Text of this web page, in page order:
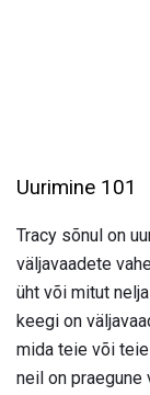
Uurimine 101
Tracy sõnul on
väljavaadete
üht või mitut
keegi on
mida teie või
neil on